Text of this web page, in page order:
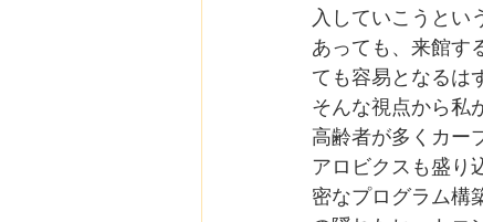
入していこうとい
あっても、来館す
ても容易となるは
そんな視点から私
高齢者が多くカー
アロビクスも盛り
密なプログラム構